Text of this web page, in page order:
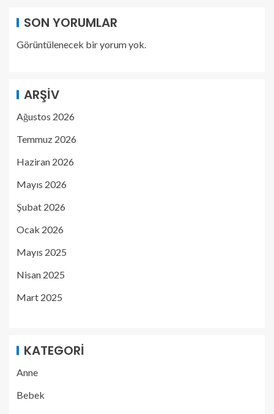
SON YORUMLAR
Görüntülenecek bir yorum yok.
ARŞIV
Ağustos 2026
Temmuz 2026
Haziran 2026
Mayıs 2026
Şubat 2026
Ocak 2026
Mayıs 2025
Nisan 2025
Mart 2025
KATEGORI
Anne
Bebek